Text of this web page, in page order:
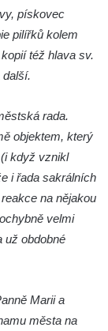
pískovec
pilířků kolem
též hlava sv.
další.
rada.
objektem, který
když vznikl
i řada sakrálních
na nějakou
velmi
už obdobné
Marii a
města na